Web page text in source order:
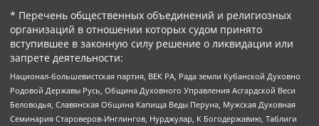
* Перечень общественных объединений и религиозных
организаций в отношении которых судом принято
вступившее в законную силу решение о ликвидации или
запрете деятельности:
Национал-большевистская партия, ВЕК РА, Рада земли Кубанской Духовно
Родовой Державы Русь, Община Духовного Управления Асгардской Веси
Беловодья, Славянская Община Капища Веды Перуна, Мужская Духовная
Семинария Староверов-Инглингов, Нурджулар, К Богодержавию, Таблиги